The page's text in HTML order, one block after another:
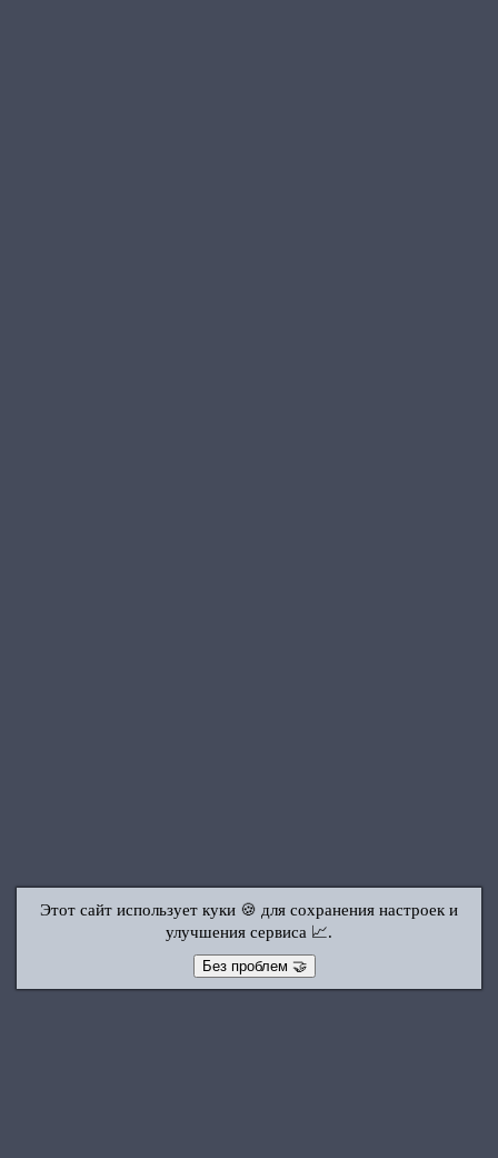
Этот сайт использует куки 🍪 для сохранения настроек и
улучшения сервиса 📈.
Без проблем 🤝